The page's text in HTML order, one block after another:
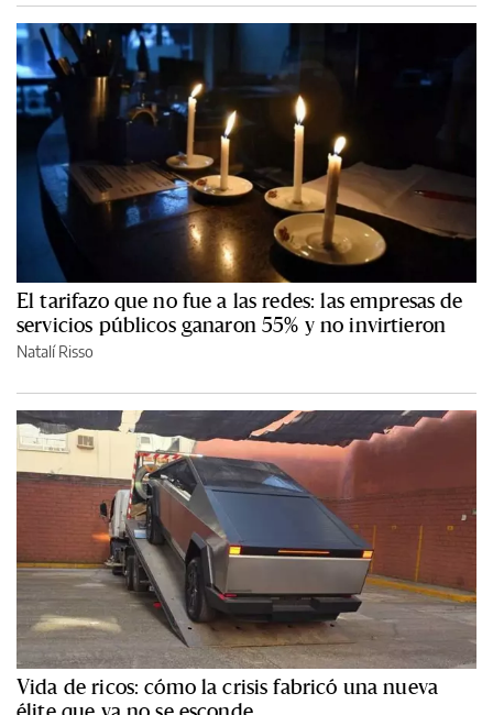
El tarifazo que no fue a las redes: las empresas de
servicios públicos ganaron 55% y no invirtieron
Natalí Risso
Vida de ricos: cómo la crisis fabricó una nueva